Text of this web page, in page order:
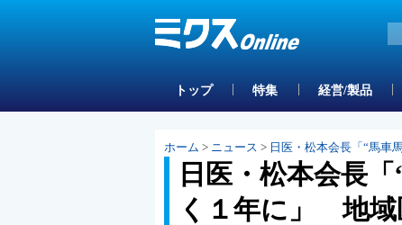
トップ 特集 経営/製品
ホーム > ニュース > 日医・松本会長「“馬車
日医・松本会長
く１年に」 地域